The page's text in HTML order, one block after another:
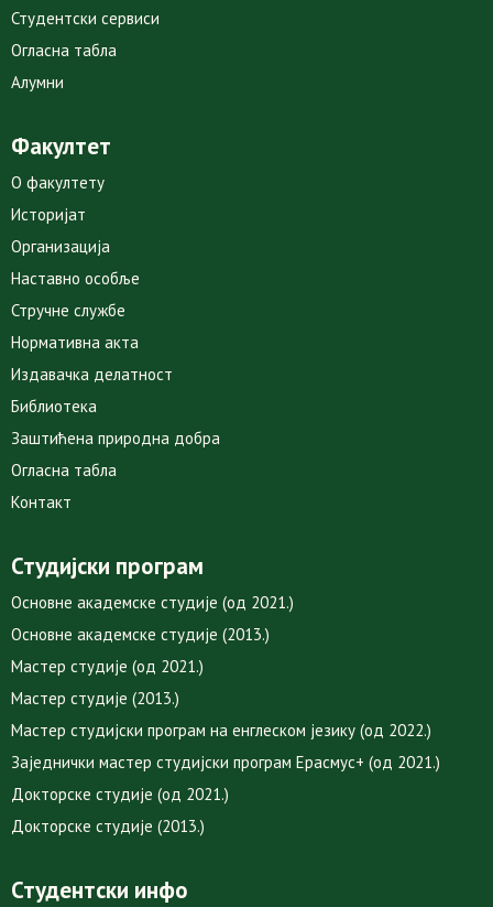
Студентски сервиси
Огласна табла
Алумни
Факултет
О факултету
Историјат
Организација
Наставно особље
Стручне службе
Нормативна акта
Издавачка делатност
Библиотека
Заштићена природна добра
Огласна табла
Контакт
Студијски програм
Основне академске студије (од 2021.)
Основне академске студије (2013.)
Мастер студије (од 2021.)
Мастер студије (2013.)
Мастер студијски програм на енглеском језику (од 2022.)
Заједнички мастер студијски програм Ерасмус+ (од 2021.)
Докторске студије (од 2021.)
Докторске студије (2013.)
Студентски инфо